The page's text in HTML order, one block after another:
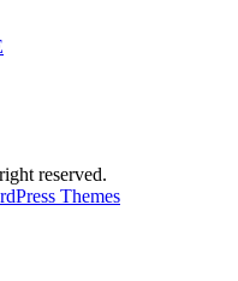
reserved.
Themes